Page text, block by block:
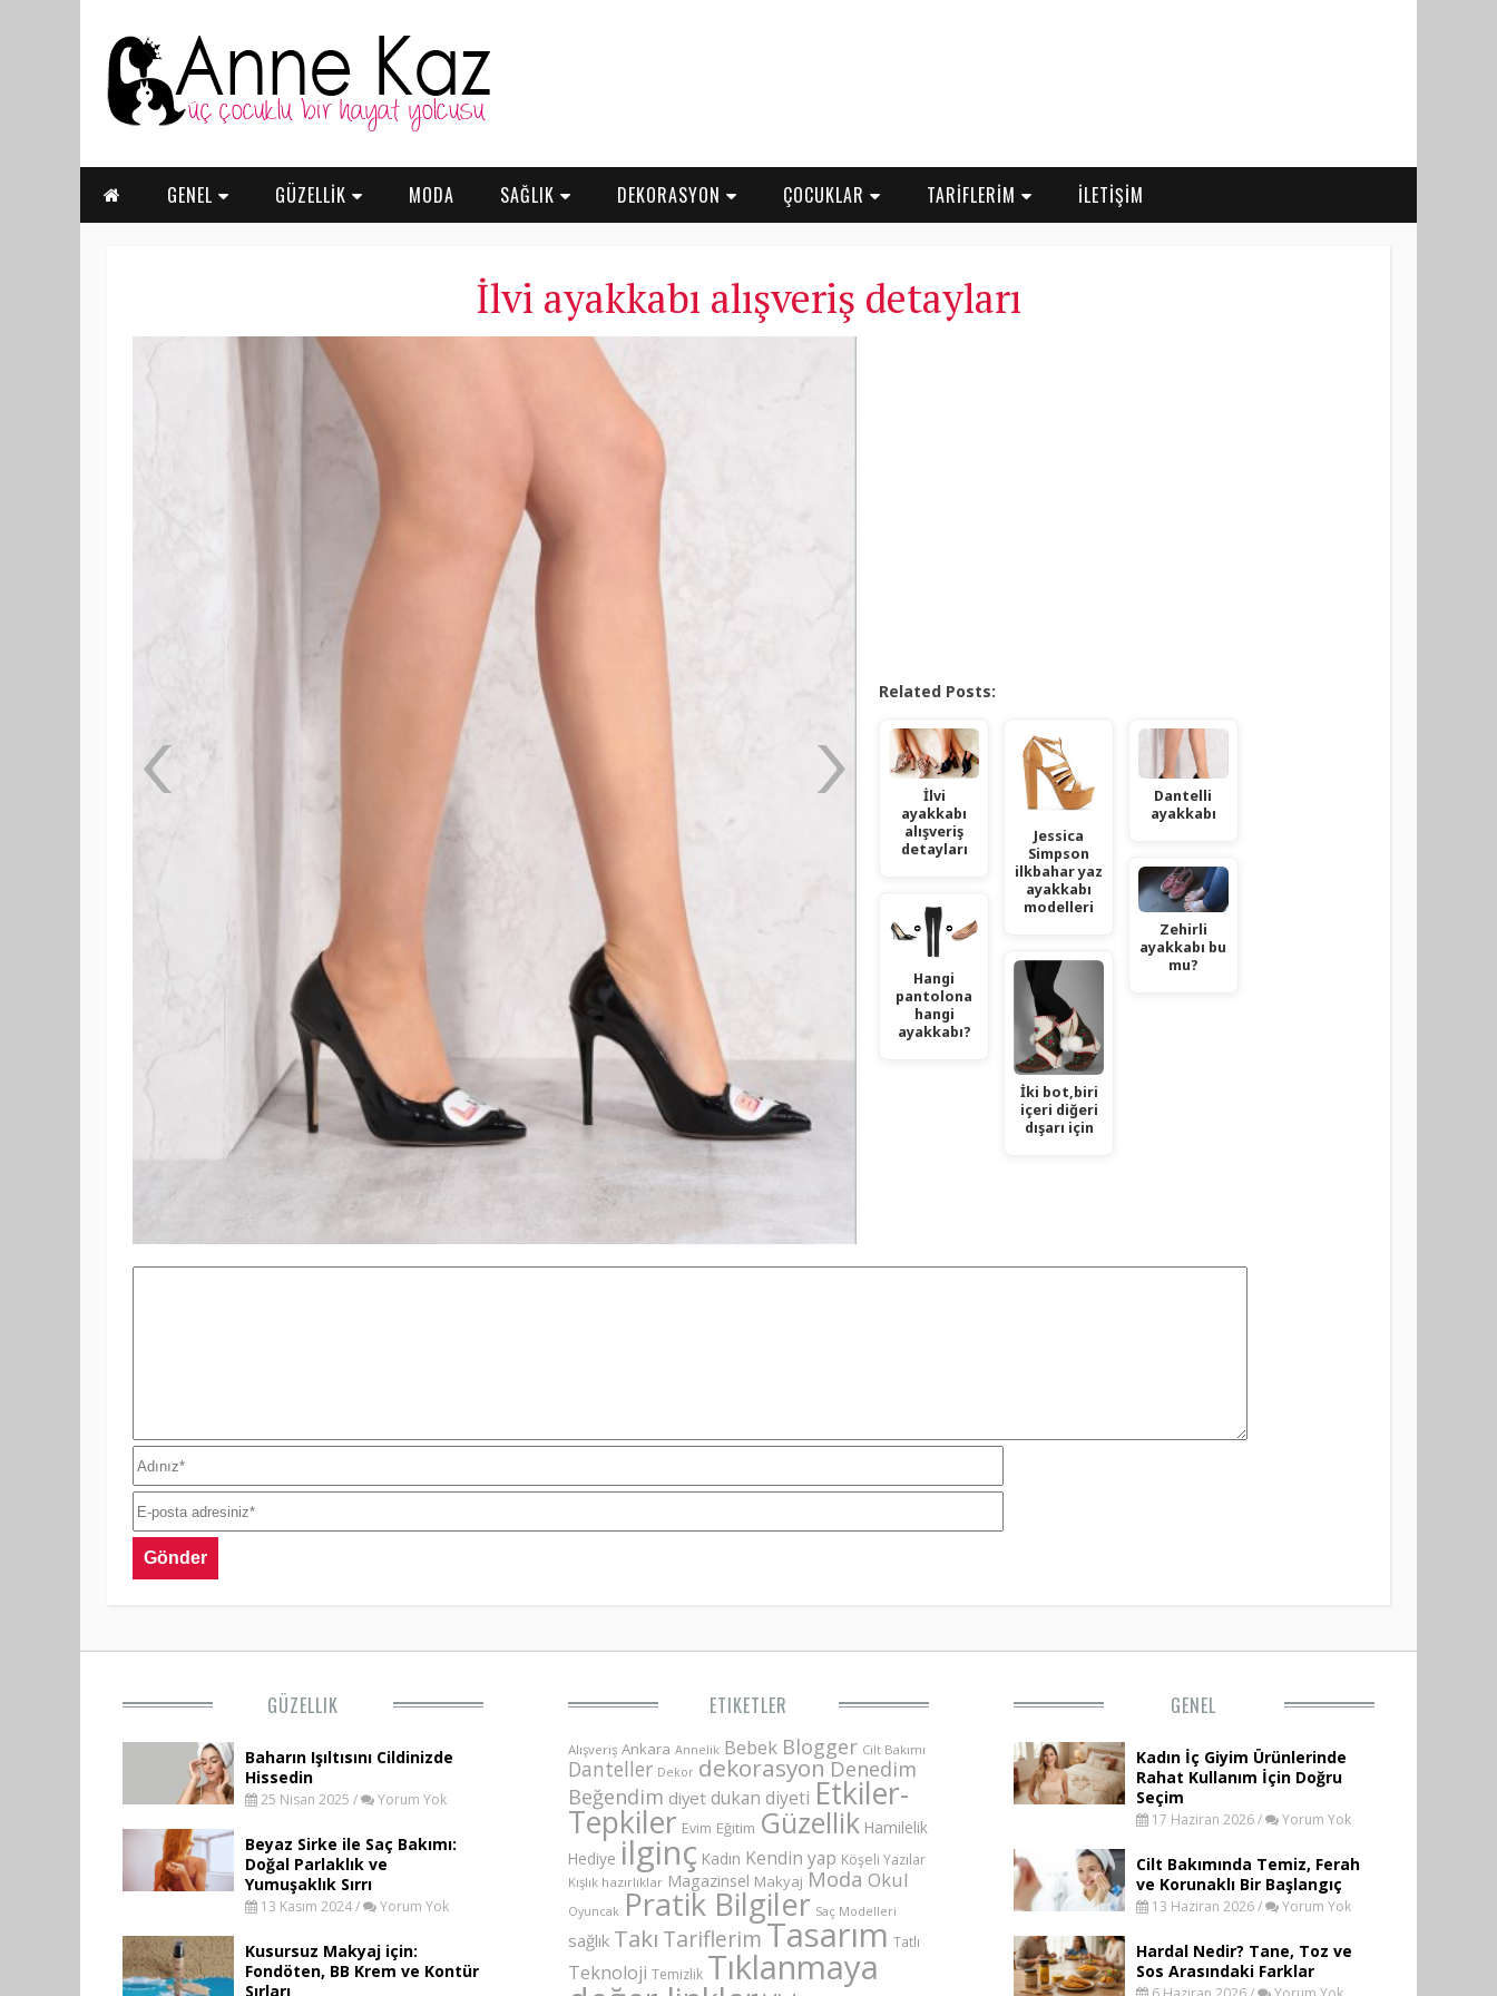
GENEL GÜZELLİK MODA SAĞLIK DEKORASYON ÇOCUKLAR TARİFLERİM İLETİŞİM
İlvi ayakkabı alışveriş detayları
Related Posts:
İlvi
ayakkabı
alışveriş
detayları
Hangi
pantolona
hangi
ayakkabı?
Jessica
Simpson
ilkbahar yaz
ayakkabı
modelleri
İki bot,biri
içeri diğeri
dışarı için
Dantelli
ayakkabı
Zehirli
ayakkabı bu
mu?
GÜZELLIK
Baharın Işıltısını Cildinizde
Hissedin
25 Nisan 2025 / Yorum Yok
Beyaz Sirke ile Saç Bakımı:
Doğal Parlaklık ve
Yumuşaklık Sırrı
13 Kasım 2024 / Yorum Yok
Kusursuz Makyaj için:
Fondöten, BB Krem ve Kontür
Sırları
ETIKETLER
Alışveriş Ankara Annelik Bebek Blogger Cilt Bakımı
Danteller Dekor dekorasyon Denedim
Beğendim diyet dukan diyeti Etkiler-
Tepkiler Evim Eğitim Güzellik Hamilelik
Hediye ilginç Kadın Kendin yap Köşeli Yazılar
Kışlık hazırlıklar Magazinsel Makyaj Moda Okul
Oyuncak Pratik Bilgiler Saç Modelleri
sağlık Takı Tariflerim Tasarım Tatlı
Teknoloji Temizlik Tıklanmaya
GENEL
Kadın İç Giyim Ürünlerinde
Rahat Kullanım İçin Doğru
Seçim
17 Haziran 2026 / Yorum Yok
Cilt Bakımında Temiz, Ferah
ve Korunaklı Bir Başlangıç
13 Haziran 2026 / Yorum Yok
Hardal Nedir? Tane, Toz ve
Sos Arasındaki Farklar